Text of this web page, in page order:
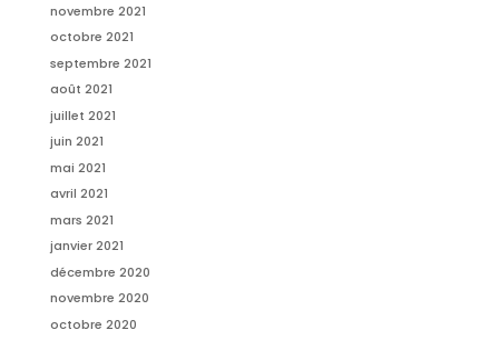
novembre 2021
octobre 2021
septembre 2021
août 2021
juillet 2021
juin 2021
mai 2021
avril 2021
mars 2021
janvier 2021
décembre 2020
novembre 2020
octobre 2020